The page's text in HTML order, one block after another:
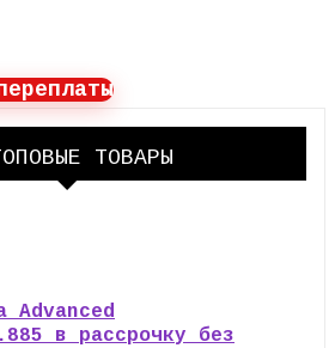
ТОВАРЫ
Advanced
в рассрочку без